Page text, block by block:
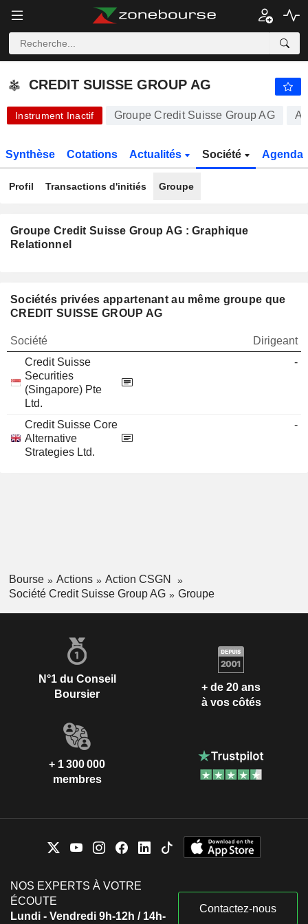
CREDIT SUISSE GROUP AG 0,8170 CHF -
CREDIT SUISSE GROUP AG
Instrument Inactif Groupe Credit Suisse Group AG
Synthèse Cotations Actualités Société Agenda
Profil Transactions d'initiés Groupe
Groupe Credit Suisse Group AG : Graphique
Relationnel
Sociétés privées appartenant au même groupe que
CREDIT SUISSE GROUP AG
Société
Dirigeant
Credit Suisse
Securities
(Singapore) Pte
Ltd.
-
Credit Suisse Core
Alternative
Strategies Ltd.
-
Bourse Actions
Action CSGN
Société Credit Suisse Group AG
Groupe
N°1 du Conseil
Boursier
+ de 20 ans
à vos côtés
+ 1 300 000
membres
NOS EXPERTS À VOTRE
ÉCOUTE
Lundi - Vendredi 9h-12h / 14h-
Contactez-nous